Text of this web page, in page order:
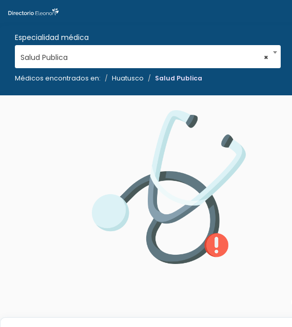
Especialidad médica
×
Salud Publica
Médicos encontrados en: Huatusco Salud Publica